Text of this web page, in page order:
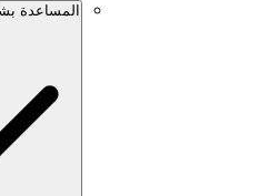
المساعدة